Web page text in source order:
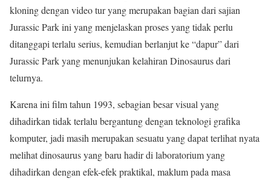
kloning dengan video tur yang merupakan bagian dari sajian
Jurassic Park ini yang menjelaskan proses yang tidak perlu
ditanggapi terlalu serius, kemudian berlanjut ke “dapur” dari
Jurassic Park yang menunjukan kelahiran Dinosaurus dari
telurnya.
Karena ini film tahun 1993, sebagian besar visual yang
dihadirkan tidak terlalu bergantung dengan teknologi grafika
komputer, jadi masih merupakan sesuatu yang dapat terlihat nyata
melihat dinosaurus yang baru hadir di laboratorium yang
dihadirkan dengan efek-efek praktikal, maklum pada masa